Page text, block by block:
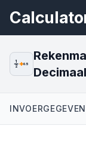
1
2
0.5
Decimaal